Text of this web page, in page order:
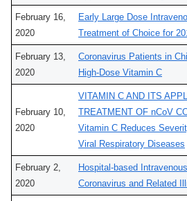
February 16,
2020
Early Large Dose
Treatment of Choice for
February 13,
2020
Coronavirus Patients in
High-Dose Vitamin C
February 10,
2020
VITAMIN C AND ITS
TREATMENT OF nCoV
Vitamin C Reduces
Viral Respiratory Diseases
February 2,
2020
Hospital-based
Coronavirus and Related